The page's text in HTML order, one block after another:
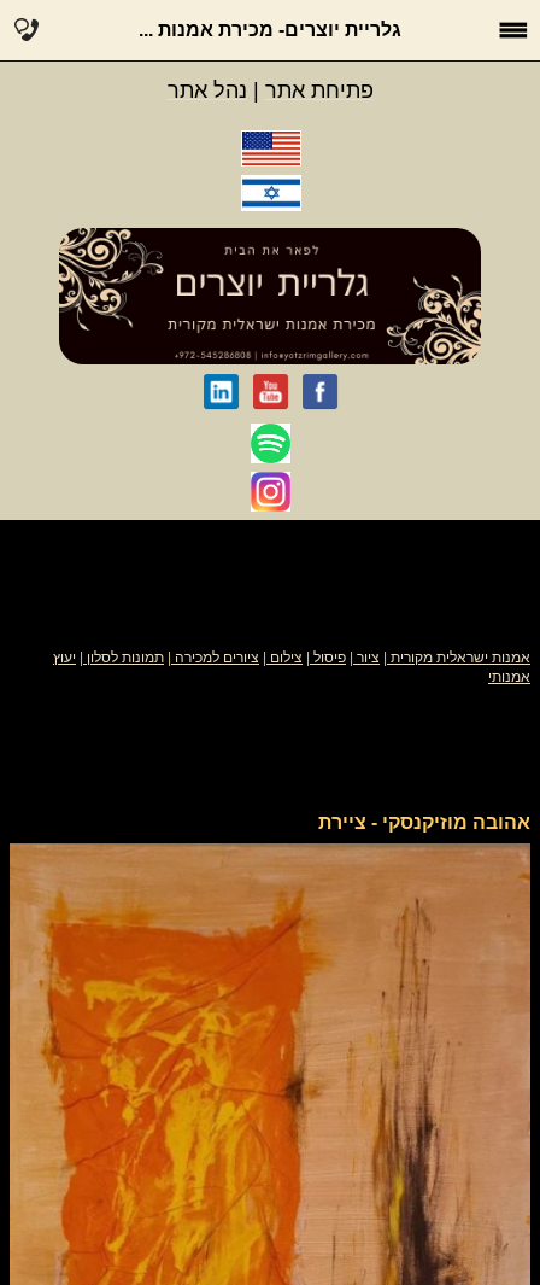
גלריית יוצרים- מכירת אמנות ...
פתיחת אתר נהל אתר
אמנות ישראלית מקורית ציור פיסול צילום ציורים למכירה תמונות לסלון
יעוץ
אמנותי
אהובה מוזיקנסקי - ציירת